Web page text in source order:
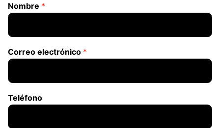
Nombre *
Correo electrónico *
Teléfono